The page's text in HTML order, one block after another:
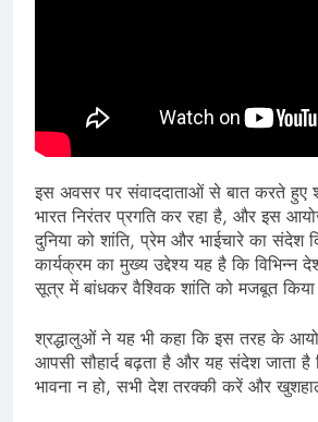
इस अवसर पर संवाददाताओं से बात करते हुए
भारत निरंतर प्रगति कर रहा है, और इस
दुनिया को शांति, प्रेम और भाईचारे का संदेश
कार्यक्रम का मुख्य उद्देश्य यह है कि विभिन्न
सूत्र में बांधकर वैश्विक शांति को मजबूत किया
श्रद्धालुओं ने यह भी कहा कि इस तरह के
आपसी सौहार्द बढ़ता है और यह संदेश जाता है
भावना न हो, सभी देश तरक्की करें और